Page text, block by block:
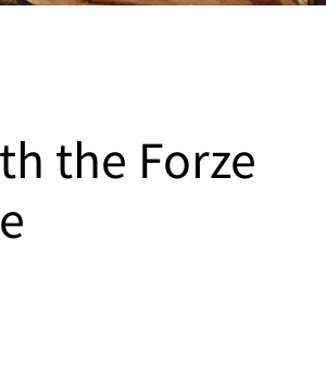
the Forze